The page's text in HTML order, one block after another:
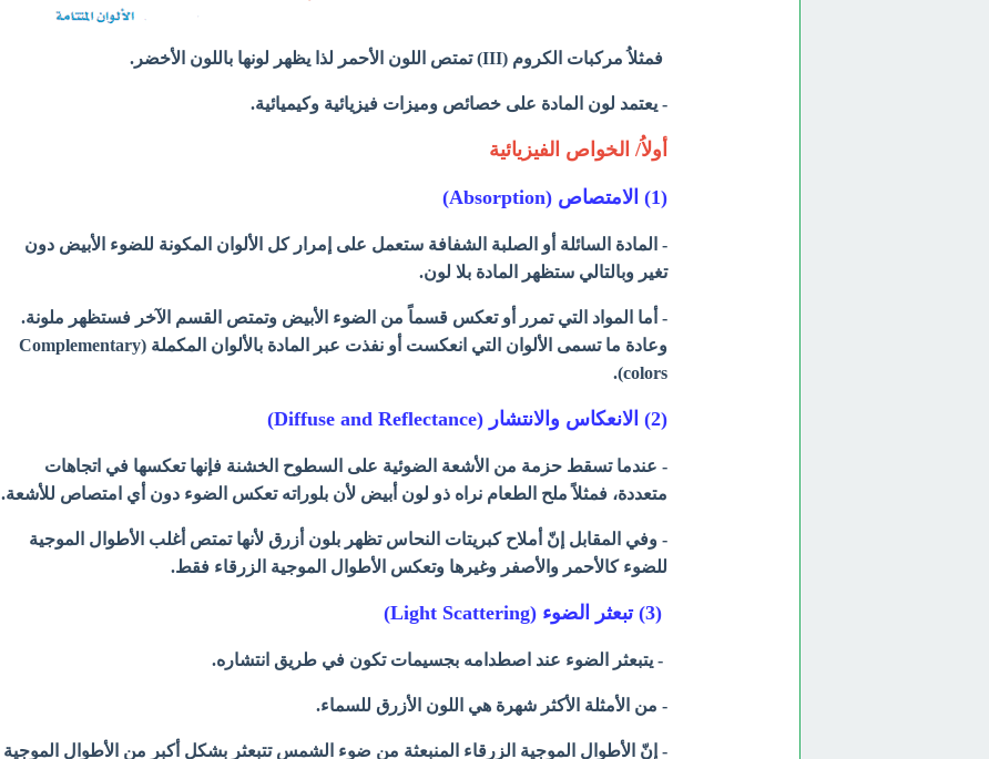
فمثلاُ مركبات الكروم (III) تمتص اللون الأحمر لذا يظهر لونها باللون الأخضر.
- يعتمد لون المادة على خصائص وميزات فيزيائية وكيميائية.
أولاُ/ الخواص الفيزيائية
(1) الامتصاص (Absorption)
- المادة السائلة أو الصلبة الشفافة ستعمل على إمرار كل الألوان المكونة للضوء الأبيض دون
تغير وبالتالي ستظهر المادة بلا لون.
- أما المواد التي تمرر أو تعكس قسماً من الضوء الأبيض وتمتص القسم الآخر فستظهر ملونة.
وعادة ما تسمى الألوان التي انعكست أو نفذت عبر المادة بالألوان المكملة (Complementary
colors).
(2) الانعكاس والانتشار (Diffuse and Reflectance)
- عندما تسقط حزمة من الأشعة الضوئية على السطوح الخشنة فإنها تعكسها في اتجاهات
متعددة، فمثلاً ملح الطعام نراه ذو لون أبيض لأن بلوراته تعكس الضوء دون أي امتصاص للأشعة.
- وفي المقابل إنّ أملاح كبريتات النحاس تظهر بلون أزرق لأنها تمتص أغلب الأطوال الموجية
للضوء كالأحمر والأصفر وغيرها وتعكس الأطوال الموجية الزرقاء فقط.
(3) تبعثر الضوء (Light Scattering)
- يتبعثر الضوء عند اصطدامه بجسيمات تكون في طريق انتشاره.
- من الأمثلة الأكثر شهرة هي اللون الأزرق للسماء.
- إنّ الأطوال الموجية الزرقاء المنبعثة من ضوء الشمس تتبعثر بشكل أكبر من الأطوال الموجية